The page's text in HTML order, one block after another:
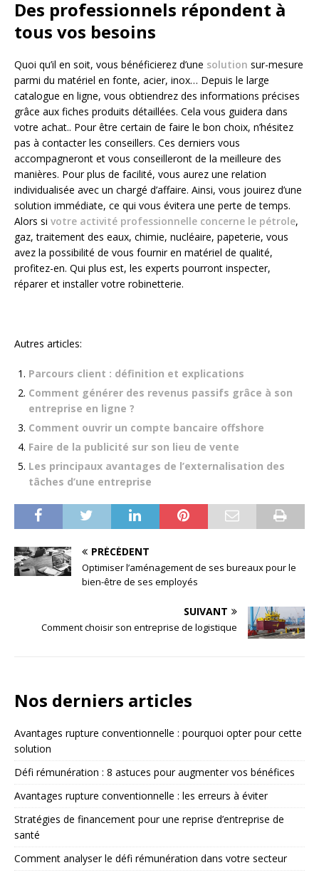
Des professionnels répondent à
tous vos besoins
Quoi qu’il en soit, vous bénéficierez d’une solution sur-mesure
parmi du matériel en fonte, acier, inox… Depuis le large
catalogue en ligne, vous obtiendrez des informations précises
grâce aux fiches produits détaillées. Cela vous guidera dans
votre achat.. Pour être certain de faire le bon choix, n’hésitez
pas à contacter les conseillers. Ces derniers vous
accompagneront et vous conseilleront de la meilleure des
manières. Pour plus de facilité, vous aurez une relation
individualisée avec un chargé d’affaire. Ainsi, vous jouirez d’une
solution immédiate, ce qui vous évitera une perte de temps.
Alors si votre activité professionnelle concerne le pétrole,
gaz, traitement des eaux, chimie, nucléaire, papeterie, vous
avez la possibilité de vous fournir en matériel de qualité,
profitez-en. Qui plus est, les experts pourront inspecter,
réparer et installer votre robinetterie.
Autres articles:
Parcours client : définition et explications
Comment générer des revenus passifs grâce à son
entreprise en ligne ?
Comment ouvrir un compte bancaire offshore
Faire de la publicité sur son lieu de vente
Les principaux avantages de l’externalisation des
tâches d’une entreprise
PRÉCÉDENT
Optimiser l’aménagement de ses bureaux pour le
bien-être de ses employés
SUIVANT
Comment choisir son entreprise de logistique
Nos derniers articles
Avantages rupture conventionnelle : pourquoi opter pour cette
solution
Défi rémunération : 8 astuces pour augmenter vos bénéfices
Avantages rupture conventionnelle : les erreurs à éviter
Stratégies de financement pour une reprise d’entreprise de
santé
Comment analyser le défi rémunération dans votre secteur